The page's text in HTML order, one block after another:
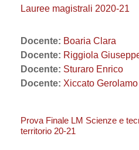
Lauree magistrali 2020-21
Docente: Boaria Clara
Docente: Riggiola
Docente: Sturaro Enrico
Docente: Xiccato Gerolamo
Prova Finale LM Scienze e
territorio 20-21